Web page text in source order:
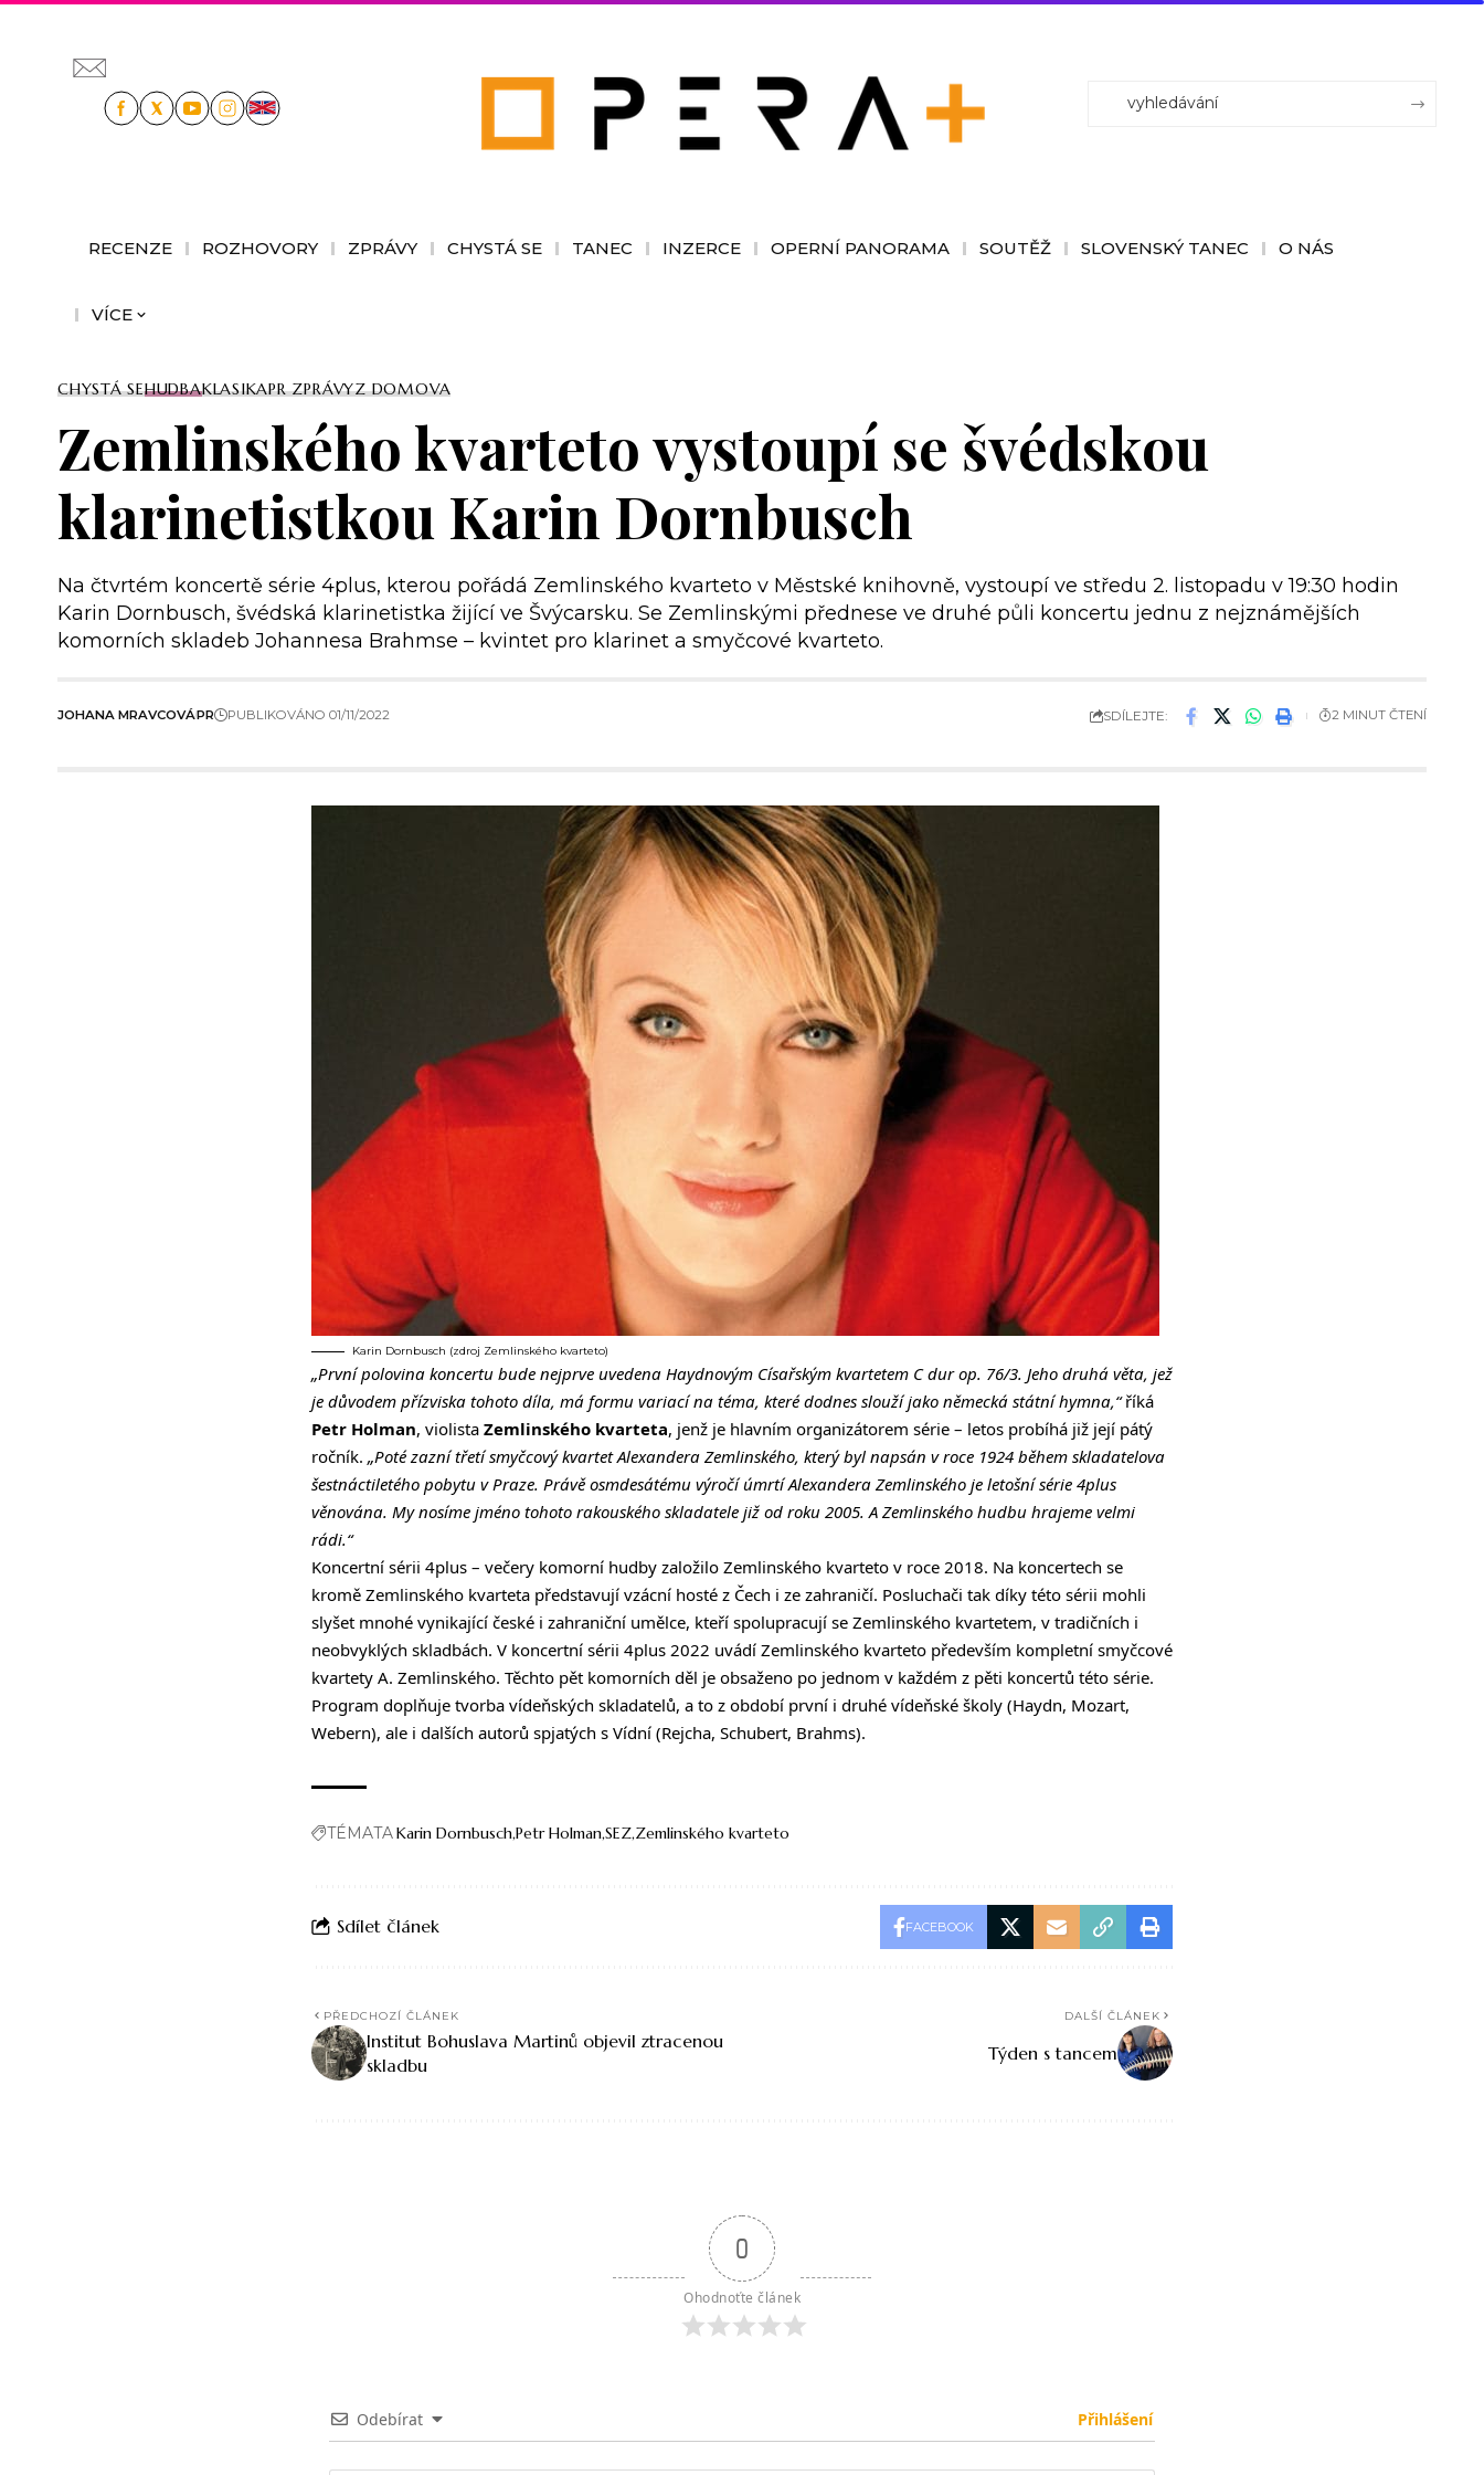
RECENZE ROZHOVORY ZPRÁVY CHYSTÁ SE TANEC INZERCE OPERNÍ PANORAMA SOUTĚŽ SLOVENSKÝ TANEC O NÁS
VÍCE
CHYSTÁ SEHUDBAKLASIKAPR ZPRÁVYZ DOMOVA
Zemlinského kvarteto vystoupí se švédskou
klarinetistkou Karin Dornbusch
Na čtvrtém koncertě série 4plus, kterou pořádá Zemlinského kvarteto v Městské knihovně, vystoupí ve středu 2. listopadu v 19:30 hodin
Karin Dornbusch, švédská klarinetistka žijící ve Švýcarsku. Se Zemlinskými přednese ve druhé půli koncertu jednu z nejznámějších
komorních skladeb Johannesa Brahmse – kvintet pro klarinet a smyčcové kvarteto.
JOHANA MRAVCOVÁPR PUBLIKOVÁNO 01/11/2022 SDÍLEJTE: 2 MINUT ČTENÍ
Karin Dornbusch (zdroj Zemlinského kvarteto)
„První polovina koncertu bude nejprve uvedena Haydnovým Císařským kvartetem C dur op. 76/3. Jeho druhá věta, jež
je důvodem přízviska tohoto díla, má formu variací na téma, které dodnes slouží jako německá státní hymna,“říká
Petr Holman, violista Zemlinského kvarteta, jenž je hlavním organizátorem série – letos probíhá již její pátý
ročník. „Poté zazní třetí smyčcový kvartet Alexandera Zemlinského, který byl napsán v roce 1924 během skladatelova
šestnáctiletého pobytu v Praze. Právě osmdesátému výročí úmrtí Alexandera Zemlinského je letošní série 4plus
věnována. My nosíme jméno tohoto rakouského skladatele již od roku 2005. A Zemlinského hudbu hrajeme velmi
rádi.“
Koncertní sérii 4plus – večery komorní hudby založilo Zemlinského kvarteto v roce 2018. Na koncertech se
kromě Zemlinského kvarteta představují vzácní hosté z Čech i ze zahraničí. Posluchači tak díky této sérii mohli
slyšet mnohé vynikající české i zahraniční umělce, kteří spolupracují se Zemlinského kvartetem, v tradičních i
neobvyklých skladbách. V koncertní sérii 4plus 2022 uvádí Zemlinského kvarteto především kompletní smyčcové
kvartety A. Zemlinského. Těchto pět komorních děl je obsaženo po jednom v každém z pěti koncertů této série.
Program doplňuje tvorba vídeňských skladatelů, a to z období první i druhé vídeňské školy (Haydn, Mozart,
Webern), ale i dalších autorů spjatých s Vídní (Rejcha, Schubert, Brahms).
TÉMATAKarin DornbuschPetr HolmanSEZ Zemlinského kvarteto
Sdílet článek FACEBOOK
PŘEDCHOZÍ ČLÁNEK
Institut Bohuslava Martinů objevil ztracenou
skladbu
DALŠÍ ČLÁNEK
Týden s tancem
0
Ohodnoťte článek
Odebírat Přihlášení